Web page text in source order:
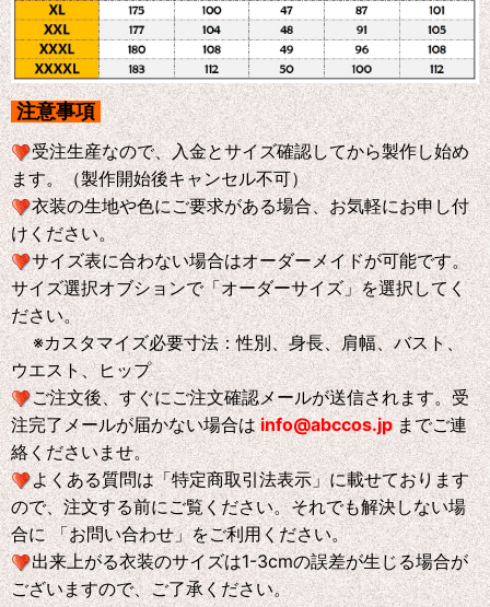
注意事項
受注生産なので、入金とサイズ確認してから製作し始め
ます。（製作開始後キャンセル不可）
衣装の生地や色にご要求がある場合、お気軽にお申し付
けください。
サイズ表に合わない場合はオーダーメイドが可能です。
サイズ選択オブションで「オーダーサイズ」を選択してく
ださい。
※カスタマイズ必要寸法：性別、身長、肩幅、バスト、
ウエスト、ヒップ
ご注文後、すぐにご注文確認メールが送信されます。受
注完了メールが届かない場合はinfo@abccos.jp までご連
絡くださいませ。
よくある質問は「特定商取引法表示」に載せております
ので、注文する前にご覧ください。それでも解決しない場
合に 「お問い合わせ」をご利用ください。
出来上がる衣装のサイズは1-3cmの誤差が生じる場合が
ございますので、ご了承ください。